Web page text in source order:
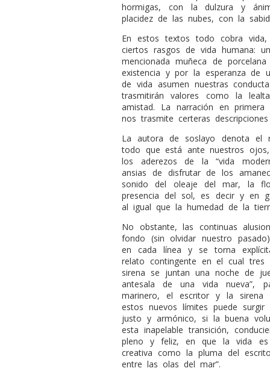
hormigas, con la dulzura y
placidez de las nubes, con la
En estos textos todo cobra
ciertos rasgos de vida humana:
mencionada muñeca de
existencia y por la esperanza de
de vida asumen nuestras
trasmitirán valores como la
amistad. La narración en
nos trasmite certeras
La autora de soslayo denota
todo que está ante nuestros
los aderezos de la “vida
ansias de disfrutar de los
sonido del oleaje del mar, la
presencia del sol, es decir y en
al igual que la humedad de la
No obstante, las continuas
fondo (sin olvidar nuestro
en cada línea y se torna
relato contingente en el cual
sirena se juntan una noche de
antesala de una vida nueva”,
marinero, el escritor y la
estos nuevos límites puede
justo y armónico, si la buena
esta inapelable transición,
pleno y feliz, en que la vida
creativa como la pluma del
entre las olas del mar”.